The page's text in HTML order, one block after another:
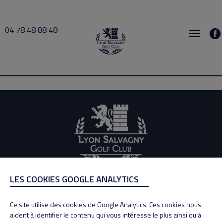
04 78 48 88 48
Labe 2025-12-01 14:00 → 2025-12-01 15:00
ADRESSE
69890 La Tour de Salvagny
Tél : 04 78 48 88 48
LES COOKIES GOOGLE ANALYTICS
Ce site utilise des cookies de Google Analytics. Ces cookies nous
aident à identifier le contenu qui vous intéresse le plus ainsi qu'à